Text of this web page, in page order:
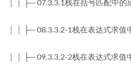
│ │ ├─ 07.3.3.1栈在括号匹配中的
│ │ ├─ 08.3.3.2-1栈在表达式求值
│ │ ├─ 09.3.3.2-2栈在表达式求值